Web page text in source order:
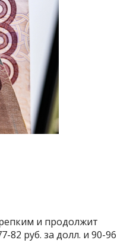
и продолжит
82 руб. за долл. и 90-96